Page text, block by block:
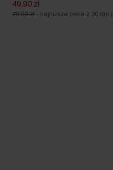
49,90 zł
79,90 zł - najniższa cena z 30 dni